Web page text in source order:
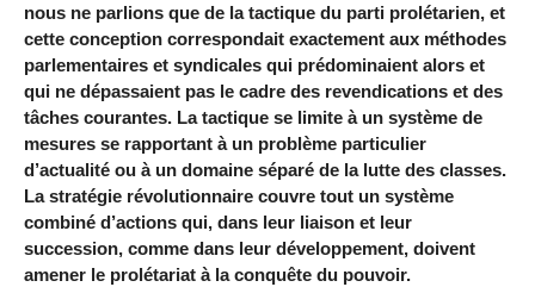
nous ne parlions que de la tactique du parti prolétarien, et
cette conception correspondait exactement aux méthodes
parlementaires et syndicales qui prédominaient alors et
qui ne dépassaient pas le cadre des revendications et des
tâches courantes. La tactique se limite à un système de
mesures se rapportant à un problème particulier
d’actualité ou à un domaine séparé de la lutte des classes.
La stratégie révolutionnaire couvre tout un système
combiné d’actions qui, dans leur liaison et leur
succession, comme dans leur développement, doivent
amener le prolétariat à la conquête du pouvoir.